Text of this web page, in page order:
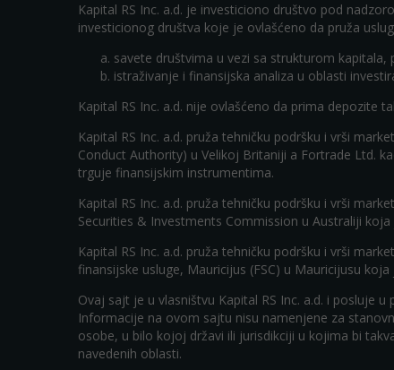
Kapital RS Inc. a.d. je investiciono društvo pod
investicionog društva koje je ovlašćeno da pruža
savete društvima u vezi sa strukturom
istraživanje i finansijska analiza u oblasti
Kapital RS Inc. a.d. nije ovlašćeno da prima depozite
Kapital RS Inc. a.d. pruža tehničku podršku i vrši
Conduct Authority) u Velikoj Britaniji a Fortrade Ltd.
trguje finansijskim instrumentima.
Kapital RS Inc. a.d. pruža tehničku podršku i vrši
Securities & Investments Commission u Australiji
Kapital RS Inc. a.d. pruža tehničku podršku i vrši
finansijske usluge, Mauricijus (FSC) u Mauricijusu
Ovaj sajt je u vlasništvu Kapital RS Inc. a.d. i posluje
Informacije na ovom sajtu nisu namenjene za
osobe, u bilo kojoj državi ili jurisdikciji u kojima bi
navedenih oblasti.